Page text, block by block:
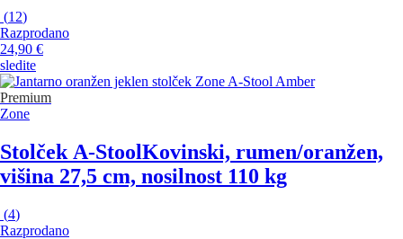
(12)
Razprodano
24,90 €
sledite
Premium
Zone
Stolček A-StoolKovinski, rumen/oranžen,
višina 27,5 cm, nosilnost 110 kg
(4)
Razprodano